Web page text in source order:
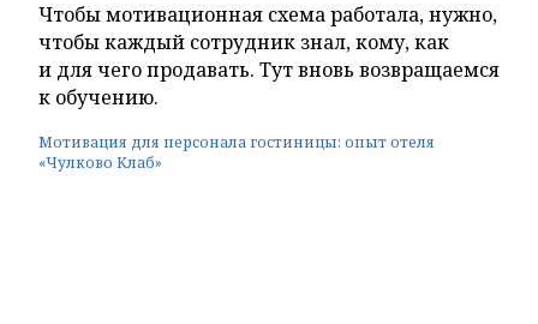
Чтобы мотивационная схема работала, нужно,
чтобы каждый сотрудник знал, кому, как
и для чего продавать. Тут вновь возвращаемся
к обучению.
Мотивация для персонала гостиницы: опыт отеля
«Чулково Клаб»